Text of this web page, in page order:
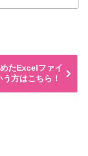
たExcelファイ
方はこちら！